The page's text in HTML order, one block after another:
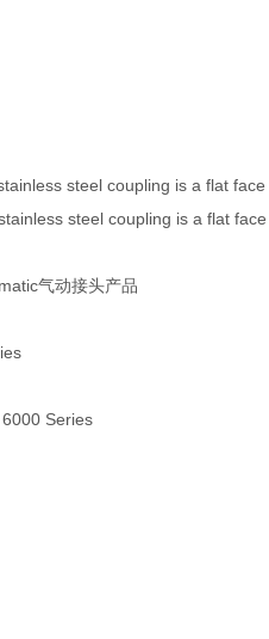
steel coupling is a flat
steel coupling is a flat
气动接头产品
Series